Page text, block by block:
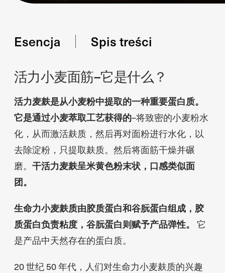
Esencja Spis treści
活力小麦面筋–它是什么？
活力麦麸是从小麦粉中提取的一种重要蛋白质。
它是通过小麦萃取工艺获得的–将致密的小麦粉水
化，从而激活麸质，然后再对面粉进行水化，以
去除淀粉，只提取麸质。然后将面筋干燥并碾
磨。 干活力麦麸呈米黄色粉末状，口感类似面
团。
生命力小麦麸质由胶质蛋白和谷朊蛋白组成，胶
质蛋白负责粘度，谷朊蛋白则赋予产品弹性。 它
是产品中天然存在的蛋白质。
20 世纪 50 年代，人们对生命力小麦麸质的兴趣